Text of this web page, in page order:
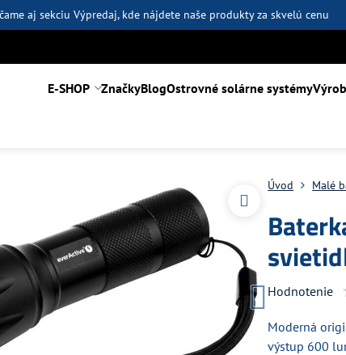
aj sekciuVýpredaj, kde nájdete naše produkty za skvelú cenu
E-SHOP ZnačkyBlogOstrovné solárne systémy
Úvod Malé
Hodnotenie
Moderná
výstup 600